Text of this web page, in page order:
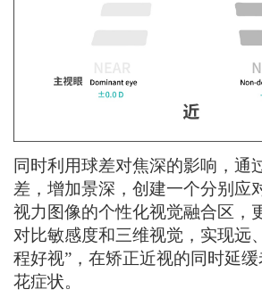
同时利用球差对焦深的影响，通
差，增加景深，创建一个分别应
视力图像的个性化视觉融合区，
对比敏感度和三维视觉，实现远
程好视”，在矫正近视的同时延
花症状。